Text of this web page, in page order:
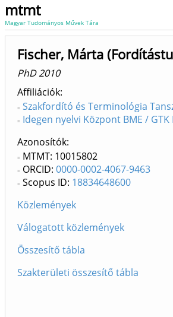
mtmt
Magyar Tudományos Művek Tára
Fischer, Márta
PhD 2010
Affiliációk
Szakfordító és Terminológia
Idegen nyelvi Központ BME / GTK
Azonosítók
MTMT: 10015802
ORCID: 0000-0002-4067-9463
Scopus ID: 18834648600
Közlemények
Válogatott közlemények
Összesítő tábla
Szakterületi összesítő tábla